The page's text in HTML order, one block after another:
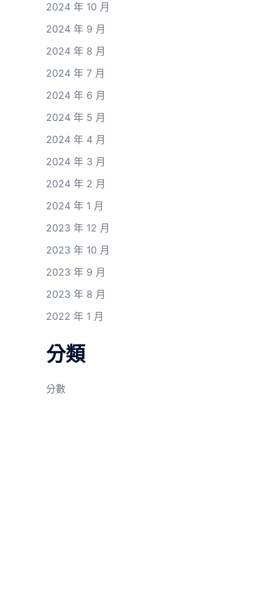
2024 年 10 月
2024 年 9 月
2024 年 8 月
2024 年 7 月
2024 年 6 月
2024 年 5 月
2024 年 4 月
2024 年 3 月
2024 年 2 月
2024 年 1 月
2023 年 12 月
2023 年 10 月
2023 年 9 月
2023 年 8 月
2022 年 1 月
分類
分數